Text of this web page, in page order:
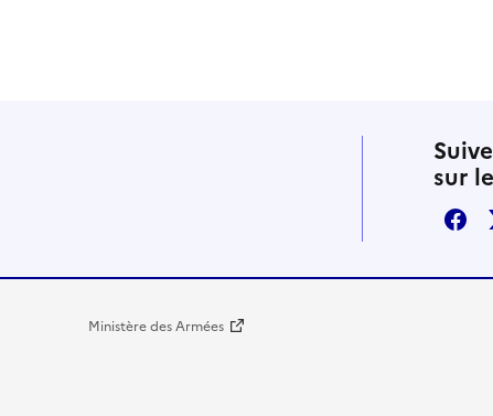
sur
Ministère des Armées